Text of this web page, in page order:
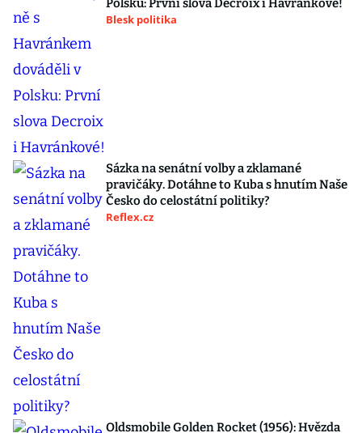
Polsku: První slova Decroix i Havránkové!
Blesk politika
Sázka na senátní volby a zklamané
pravičáky. Dotáhne to Kuba s hnutím Naše
Česko do celostátní politiky?
Reflex.cz
Oldsmobile Golden Rocket (1956): Hvězda